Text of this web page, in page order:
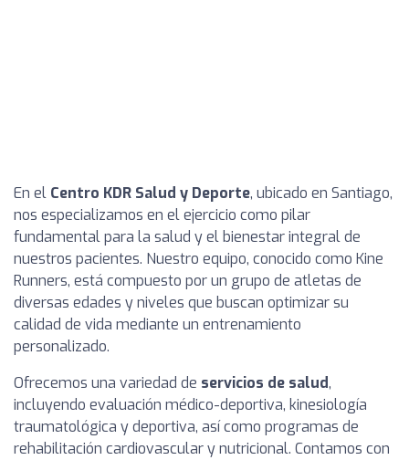
En el Centro KDR Salud y Deporte, ubicado en Santiago,
nos especializamos en el ejercicio como pilar
fundamental para la salud y el bienestar integral de
nuestros pacientes. Nuestro equipo, conocido como Kine
Runners, está compuesto por un grupo de atletas de
diversas edades y niveles que buscan optimizar su
calidad de vida mediante un entrenamiento
personalizado.
Ofrecemos una variedad de servicios de salud,
incluyendo evaluación médico-deportiva, kinesiología
traumatológica y deportiva, así como programas de
rehabilitación cardiovascular y nutricional. Contamos con